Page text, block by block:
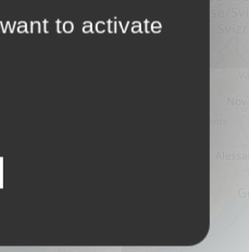
to activate